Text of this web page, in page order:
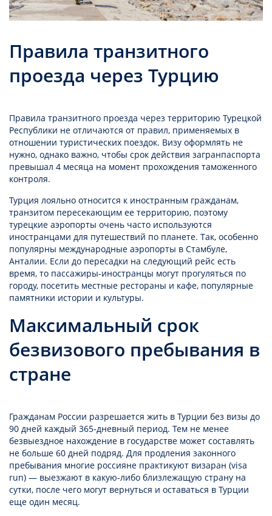
Правила транзитного
проезда через Турцию
Правила транзитного проезда через территорию Турецкой
Республики не отличаются от правил, применяемых в
отношении туристических поездок. Визу оформлять не
нужно, однако важно, чтобы срок действия загранпаспорта
превышал 4 месяца на момент прохождения таможенного
контроля.
Турция лояльно относится к иностранным гражданам,
транзитом пересекающим ее территорию, поэтому
турецкие аэропорты очень часто используются
иностранцами для путешествий по планете. Так, особенно
популярны международные аэропорты в Стамбуле,
Анталии. Если до пересадки на следующий рейс есть
время, то пассажиры-иностранцы могут прогуляться по
городу, посетить местные рестораны и кафе, популярные
памятники истории и культуры.
Максимальный срок
безвизового пребывания в
стране
Гражданам России разрешается жить в Турции без визы до
90 дней каждый 365-дневный период. Тем не менее
безвыездное нахождение в государстве может составлять
не больше 60 дней подряд. Для продления законного
пребывания многие россияне практикуют визаран (visa
run) — выезжают в какую-либо близлежащую страну на
сутки, после чего могут вернуться и оставаться в Турции
еще один месяц.